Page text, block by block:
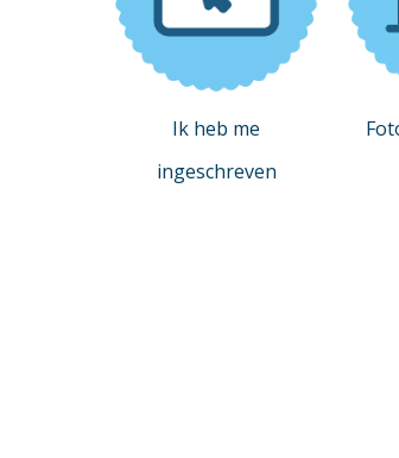
Ik heb me
ingeschreven